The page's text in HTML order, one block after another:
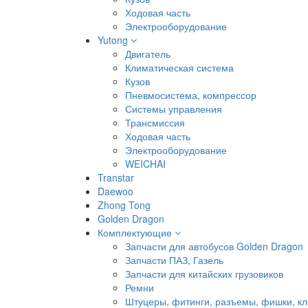
Ходовая часть
Электрооборудование
Yutong
Двигатель
Климатическая система
Кузов
Пневмосистема, компрессор
Системы управления
Трансмиссия
Ходовая часть
Электрооборудование
WEICHAI
Transtar
Daewoo
Zhong Tong
Golden Dragon
Комплектующие
Запчасти для автобусов Golden Dragon
Запчасти ПАЗ, Газель
Запчасти для китайских грузовиков
Ремни
Штуцеры, фитинги, разъемы, фишки,